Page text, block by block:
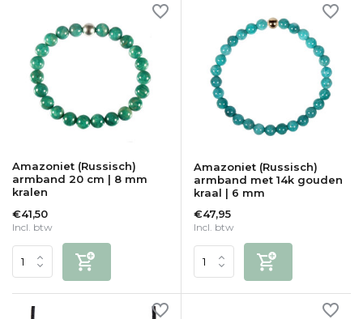
Amazoniet (Russisch)
armband 20 cm | 8 mm
kralen
€41,50
Incl. btw
Amazoniet (Russisch)
armband met 14k gouden
kraal | 6 mm
€47,95
Incl. btw